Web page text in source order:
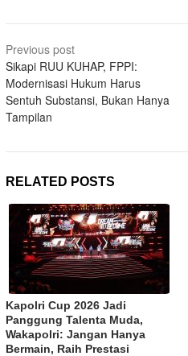
Post
navigation
Previous post
Sikapi RUU KUHAP, FPPI:
Modernisasi Hukum Harus
Sentuh Substansi, Bukan Hanya
Tampilan
RELATED POSTS
Kapolri Cup 2026 Jadi
Panggung Talenta Muda,
Wakapolri: Jangan Hanya
Bermain, Raih Prestasi